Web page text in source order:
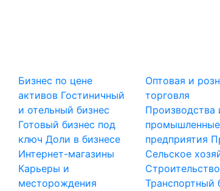
Бизнес по цене
активов Гостиничный
и отельный бизнес
Готовый бизнес под
ключДоли в бизнесе
Интернет-магазины
Карьеры и
месторождения
Оптовая и
торговля
Производства
промышленные
предприятия
Сельское
Строительство
Транспортный